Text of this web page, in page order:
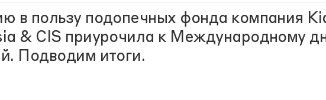
в пользу подопечных фонда компания
& CIS приурочила к Международному
Подводим итоги.